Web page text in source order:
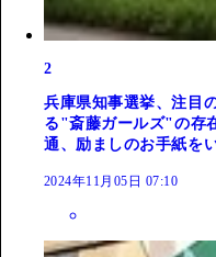
2
兵庫県知事選挙、注目
る"斎藤ガールズ"の存
通、励ましのお手紙を
2024年11月05日 07:10